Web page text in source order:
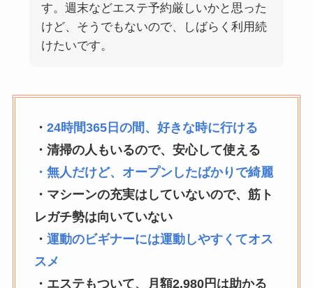
す。週末などエステ予約厳しいかと思った
けど、そうでもないので、しばらく利用続
けたいです。
・ 24時間365日の間、好きな時に行ける
・清掃の人もいるので、安心して使える
・無人だけど、オープンしたばかりで綺麗
・マシーンの充実はしていないので、筋ト
レガチ勢は向いていない
・ 運動のビギナーには運動しやすくてオス
スメ
・エステもついて、月額2,980円は助かる